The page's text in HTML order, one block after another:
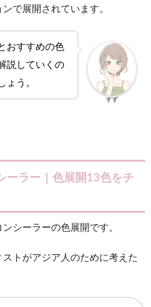
で展開されています。
おすすめの色
説していくの
ょう。
すず
ーラー｜色展開13色をチ
シーラーの色展開です。
トがアジア人のために考えた